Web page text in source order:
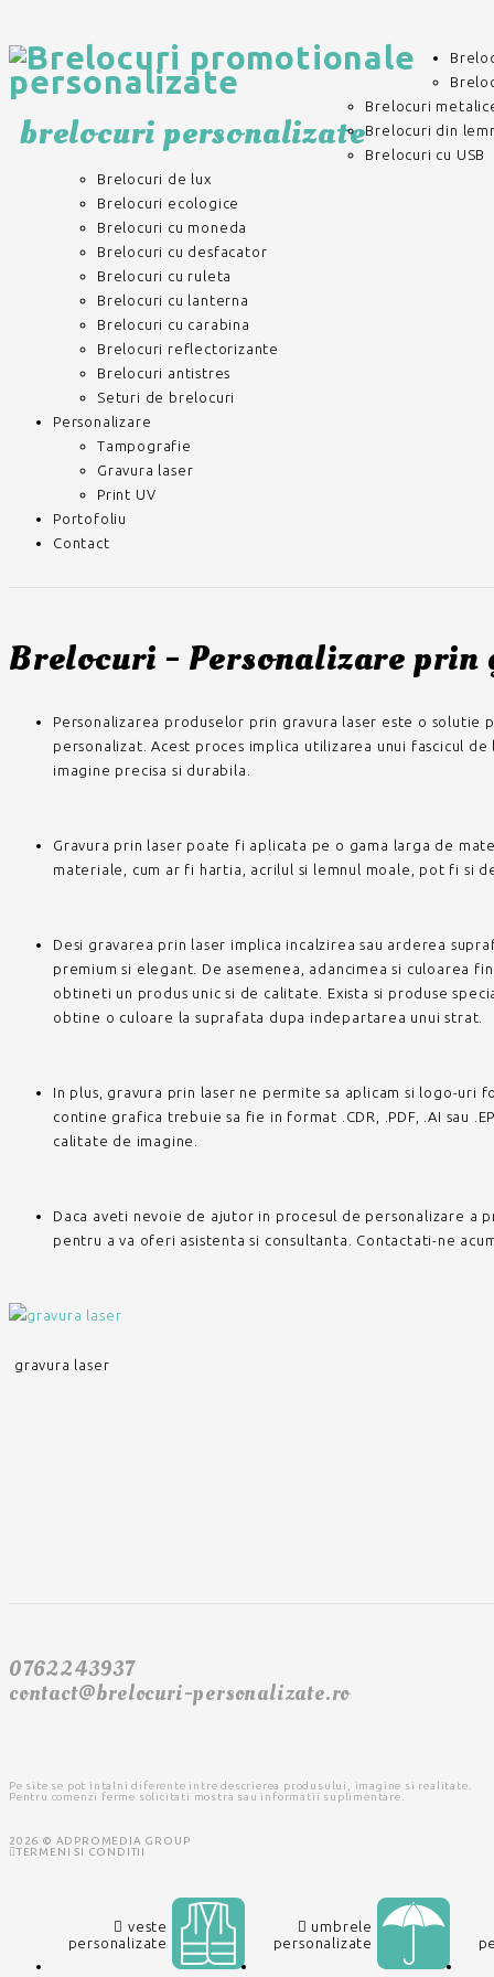
brelocuri personalizate
Brelocuri
Brelocuri din
Brelocuri cu USB
Brelocuri de lux
Brelocuri ecologice
Brelocuri cu moneda
Brelocuri cu desfacator
Brelocuri cu ruleta
Brelocuri cu lanterna
Brelocuri cu carabina
Brelocuri reflectorizante
Brelocuri antistres
Seturi de brelocuri
Personalizare
Tampografie
Gravura laser
Print UV
Portofoliu
Contact
Brelocuri - Personalizare prin
Personalizarea produselor prin gravura laser este o solutie
personalizat. Acest proces implica utilizarea unui fascicul
imagine precisa si durabila.
Gravura prin laser poate fi aplicata pe o gama larga de
materiale, cum ar fi hartia, acrilul si lemnul moale, pot fi si
Desi gravarea prin laser implica incalzirea sau arderea
premium si elegant. De asemenea, adancimea si culoarea
obtineti un produs unic si de calitate. Exista si produse
obtine o culoare la suprafata dupa indepartarea unui strat.
In plus, gravura prin laser ne permite sa aplicam si logo-
contine grafica trebuie sa fie in format .CDR, .PDF, .AI sau
calitate de imagine.
Daca aveti nevoie de ajutor in procesul de personalizare
pentru a va oferi asistenta si consultanta. Contactati-ne
gravura laser
0762243937
contact@brelocuri-personalizate.ro
Pe site se pot intalni diferente intre descrierea produsului, imagine si realitate.
Pentru comenzi ferme solicitati mostra sau informatii suplimentare.
2026 © ADPROMEDIA GROUP
TERMENI SI CONDITII
veste
personalizate
umbrele
personalizate